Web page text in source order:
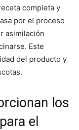
completa y
por el proceso
asimilación
Este
del producto y
los
el